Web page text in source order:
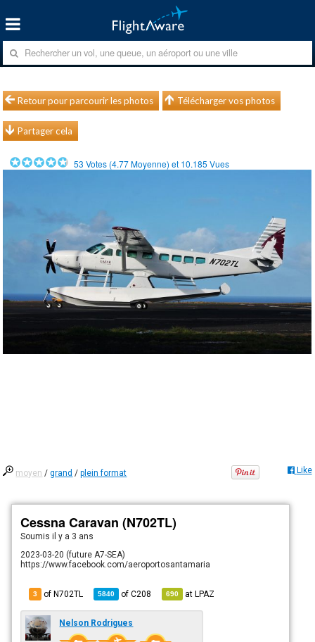
Retour pour parcourir les photos Télécharger vos photos
Partager cela
53 Votes (4.77Moyenne) et 10.185 Vues
moyen /grand /plein format Like
Cessna Caravan (N702TL)
Soumisil y a 3 ans
2023-03-20 (future A7-SEA)
https://www.facebook.com/aeroportosantamaria
3 of N702TL 5840 ofC208 690 atLPAZ
Nelson Rodrigues